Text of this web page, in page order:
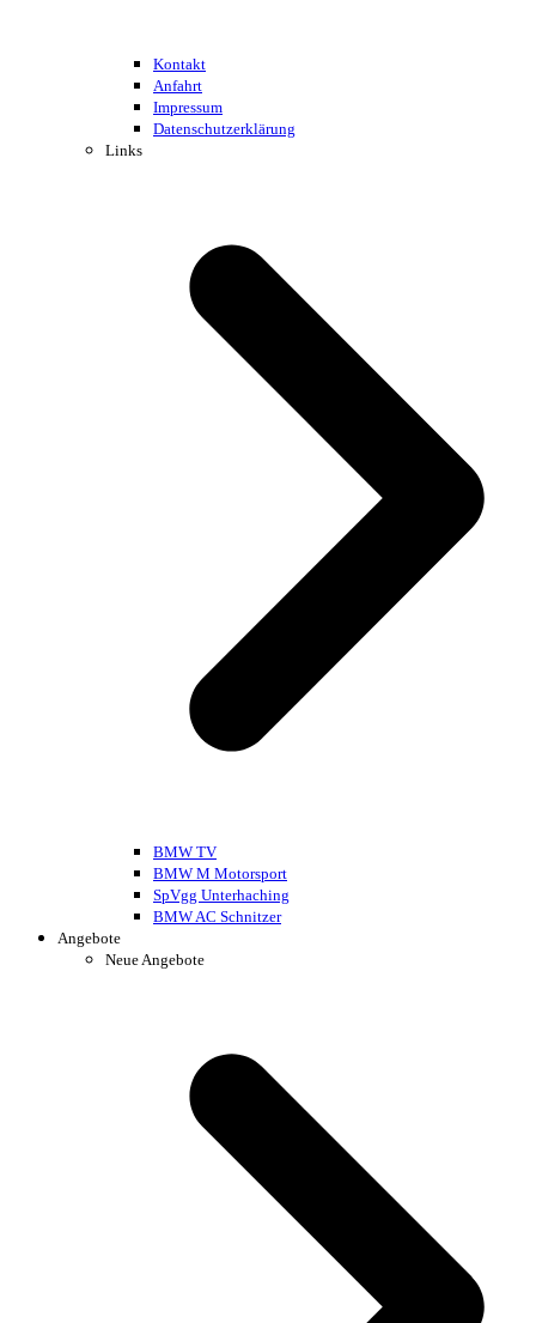
Kontakt
Anfahrt
Impressum
Datenschutzerklärung
Links
BMW TV
BMW M Motorsport
SpVgg Unterhaching
BMW AC Schnitzer
Angebote
Neue Angebote